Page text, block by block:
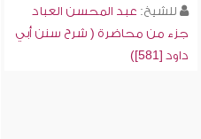
للشيخ: عبد المحسن العباد
جزء من محاضرة ( شرح سنن أبي
داود [581])